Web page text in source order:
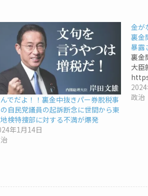
でだよ！！裏金中抜きパー券脱税事
自民党議員の起訴断念に世間から東
検特捜部に対する不満が爆発
年1月14日
金が
裏金
暴露
裏金
大臣
政治